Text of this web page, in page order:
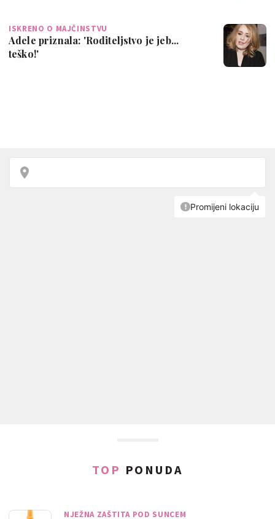
ISKRENO O MAJČINSTVU
Adele priznala: 'Roditeljstvo je jeb...
teško!'
TOP PONUDA
NJEŽNA ZAŠTITA POD SUNCEM